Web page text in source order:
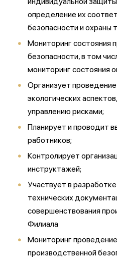
определение их
безопасности и охраны
Мониторинг состояния
безопасности, в том
мониторинг состояния
Организует
экологических
управлению рисками;
Планирует и проводит
работников;
Контролирует
инструктажей;
Участвует в
технических
совершенствования
Филиала
Мониторинг
производственной